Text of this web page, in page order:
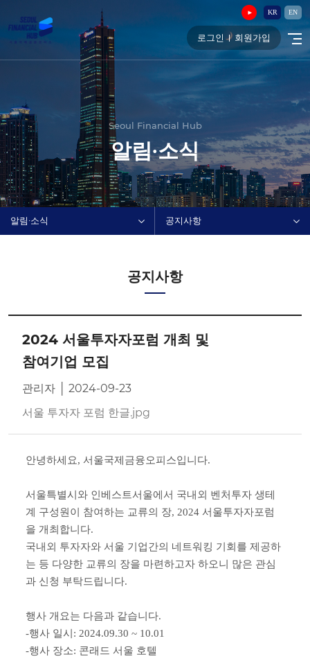
KR EN
로그인 회원가입
Seoul Financial Hub
알림∙소식
알림∙소식 공지사항
공지사항
2024 서울투자자포럼 개최 및
참여기업 모집
관리자 │ 2024-09-23
서울 투자자 포럼 한글.jpg
안녕하세요, 서울국제금융오피스입니다.
서울특별시와 인베스트서울에서 국내외 벤처투자 생테
계 구성원이 참여하는 교류의 장, 2024 서울투자자포럼
을 개최합니다.
국내외 투자자와 서울 기업간의 네트워킹 기회를 제공하
는 등 다양한 교류의 장을 마련하고자 하오니 많은 관심
과 신청 부탁드립니다.
행사 개요는 다음과 같습니다.
-행사 일시 : 2024.09.30 ~ 10.01
-행사 장소: 콘래드 서울 호텔